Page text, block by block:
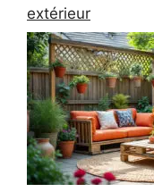
extérieur